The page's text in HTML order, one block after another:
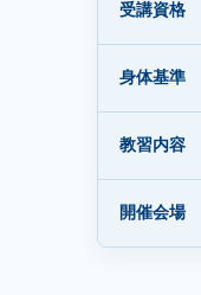
受講資格
身体基準
教習内容
開催会場